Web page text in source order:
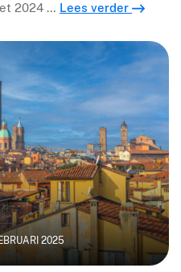
2024 … Lees verder
2025